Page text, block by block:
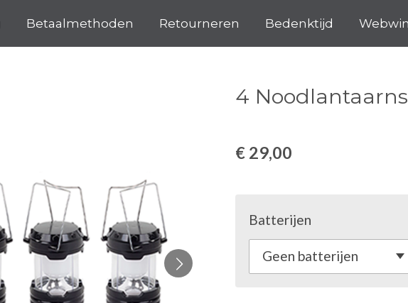
Betaalmethoden Retourneren Bedenktijd
4 Noodlantaarns
€ 29,00
Batterijen